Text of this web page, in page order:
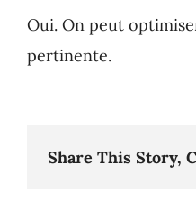
Oui. On peut
pertinente.
Share This Story,